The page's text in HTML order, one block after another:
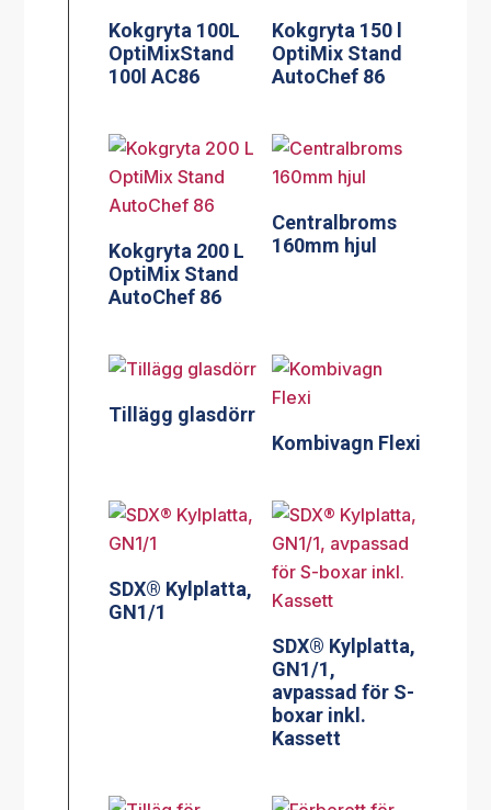
Kokgryta 100L
OptiMixStand
100l AC86
Kokgryta 150 l
OptiMix Stand
AutoChef 86
Kokgryta 200 L
OptiMix Stand
AutoChef 86
Centralbroms
160mm hjul
Tillägg glasdörr
Kombivagn Flexi
SDX® Kylplatta,
GN1/1
SDX® Kylplatta,
GN1/1,
avpassad för S-
boxar inkl.
Kassett